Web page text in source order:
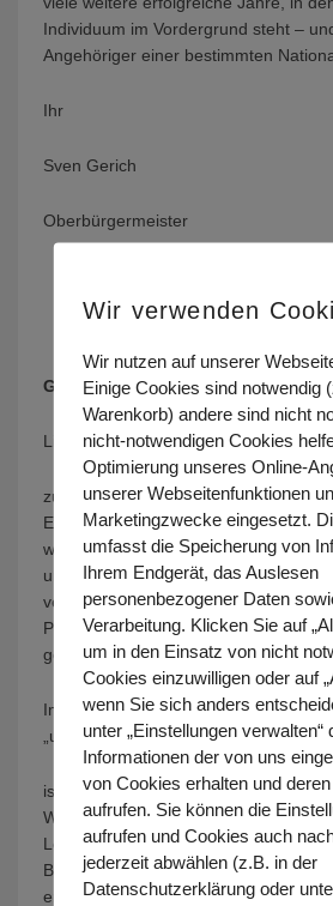
Individuum im Vordergrund steht –
Angehöriger einer bestimmten
Ihr
Sven Gerich
Oberbürgermeister
Grußwort von Prof. Dr. Karlheinz
Liebe Leserinnen und Leser,
zunächst gab es einen Plan. Es
Entwürfe darüber, wie in gelingende
werden kann, was Wissenschaft und
und Sprechen, Verhalten und
vermitteln. Aus diesem Plan entstand
Planet, den Benjamin Bulgay vor
gegründet hat.
Im Gegensatz zu einem Fixstern ist
„umherschweifender Wanderer“ –
ist der Lern-Planet im besten Sinne
Wanderer auf dem Weg zu den
Lern-Methoden, unter sich ständig
Bedingungen und Lern-
erneuernden und sich wandelnden
Wir verwenden
Wir nutzen auf unserer
Einige Cookies sind notwendig
Warenkorb) andere sind nicht
nicht-notwendigen Cookies
Optimierung unseres Online-
unserer Webseitenfunktionen
Marketingzwecke eingesetzt.
umfasst die Speicherung von
Ihrem Endgerät, das Auslesen
personenbezogener Daten
Verarbeitung. Klicken Sie auf
um in den Einsatz von nicht
Cookies einzuwilligen oder auf
wenn Sie sich anders
unter „Einstellungen verwalten“
Informationen der von uns
von Cookies erhalten und
aufrufen. Sie können die
aufrufen und Cookies auch
jederzeit abwählen (z.B. in der
Datenschutzerklärung oder